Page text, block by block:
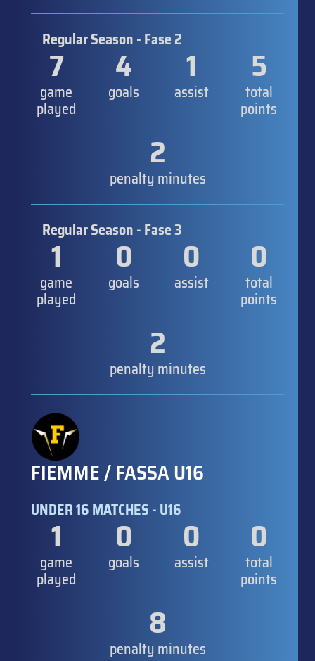
Regular Season - Fase 2
7
game
played
4
goals
1
assist
5
total
points
2
penalty minutes
Regular Season - Fase 3
1
game
played
0
goals
0
assist
0
total
points
2
penalty minutes
FIEMME / FASSA U16
UNDER 16 MATCHES - U16
1
game
played
0
goals
0
assist
0
total
points
8
penalty minutes